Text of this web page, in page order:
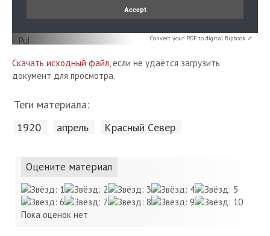
Convert your PDF to digital flipbook ↗
Скачать исходный файл, если не удаётся загрузить
документ для просмотра.
Теги материала:
1920 апрель Красный Cевер
Оцените материал
Пока оценок нет